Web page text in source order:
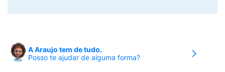
A Araujo tem de tudo.
Posso te ajudar de alguma forma?